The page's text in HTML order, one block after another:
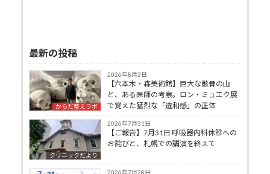
最新の投稿
からだ整えラボ
2026年8月2日
【六本木・森美術館】巨大な骸骨の山
と、ある医師の考察。ロン・ミュエク展
で覚えた猛烈な「違和感」の正体
クリニックだより
2026年7月31日
【ご報告】7月31日 呼吸器内科休診への
お詫びと、札幌での講演を終えて
2026年7月28日